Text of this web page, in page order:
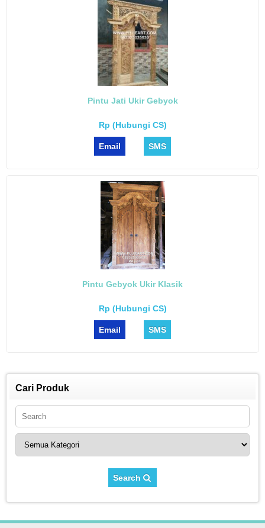
Pintu Jati Ukir Gebyok
Rp (Hubungi CS)
Email SMS
Pintu Gebyok Ukir Klasik
Rp (Hubungi CS)
Email SMS
Cari Produk
Search